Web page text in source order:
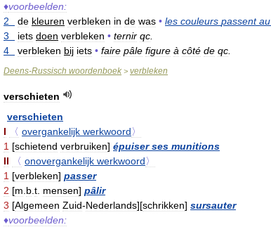
♦voorbeelden:
2
de kleuren verbleken in de was • les couleurs passent au
3
iets doen verbleken • ternir qc.
4
verbleken bij iets • faire pâle figure à côté de qc.
Deens-Russisch woordenboek > verbleken
verschieten
verschieten
I
〈 overgankelijk werkwoord〉
1 [schietend verbruiken] épuiser ses munitions
II
〈 onovergankelijk werkwoord〉
1 [verbleken] passer
2 [m.b.t. mensen] pâlir
3 [Algemeen Zuid-Nederlands][schrikken] sursauter
♦voorbeelden: